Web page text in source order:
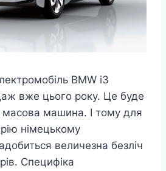
BMW i3
вже цього року. Це буде
машина. І тому для
німецькому
величезна безліч
Специфіка